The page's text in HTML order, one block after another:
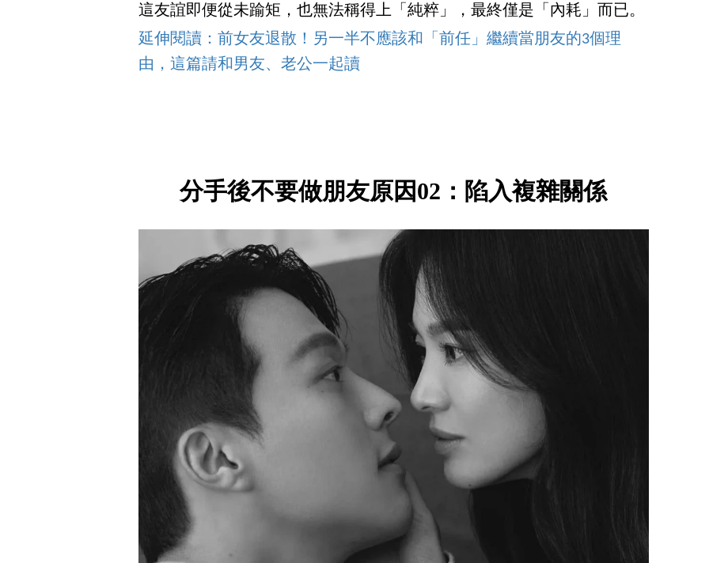
這友誼即便從未踰矩，也無法稱得上「純粹」，最終僅是「內耗」而已。
延伸閱讀：前女友退散！另一半不應該和「前任」繼續當朋友的3個理
由，這篇請和男友、老公一起讀
分手後不要做朋友原因02：陷入複雜關係